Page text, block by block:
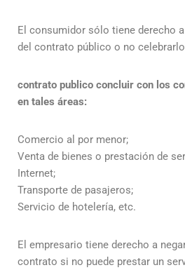
El consumidor sólo tiene derecho
del contrato público o no
contrato publico concluir con los
en tales áreas:
Comercio al por menor;
Venta de bienes o prestación de
Internet;
Transporte de pasajeros;
Servicio de hotelería, etc.
El empresario tiene derecho a
contrato si no puede prestar un